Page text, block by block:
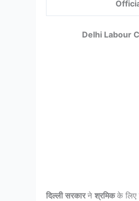
Delhi Labour
दिल्ली सरकारने श्रमिकके लिए